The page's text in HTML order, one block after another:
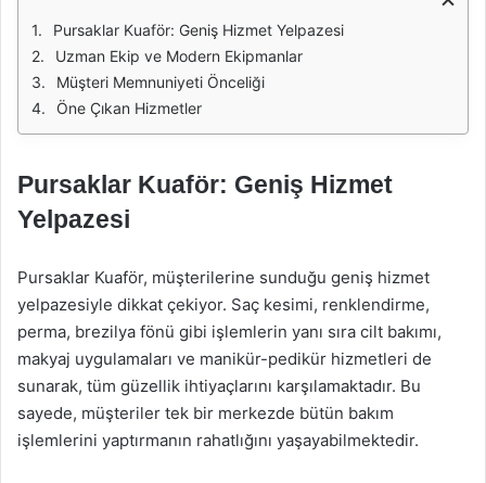
Pursaklar Kuaför: Geniş Hizmet Yelpazesi
Uzman Ekip ve Modern Ekipmanlar
Müşteri Memnuniyeti Önceliği
Öne Çıkan Hizmetler
Pursaklar Kuaför: Geniş Hizmet
Yelpazesi
Pursaklar Kuaför, müşterilerine sunduğu geniş hizmet
yelpazesiyle dikkat çekiyor. Saç kesimi, renklendirme,
perma, brezilya fönü gibi işlemlerin yanı sıra cilt bakımı,
makyaj uygulamaları ve manikür-pedikür hizmetleri de
sunarak, tüm güzellik ihtiyaçlarını karşılamaktadır. Bu
sayede, müşteriler tek bir merkezde bütün bakım
işlemlerini yaptırmanın rahatlığını yaşayabilmektedir.